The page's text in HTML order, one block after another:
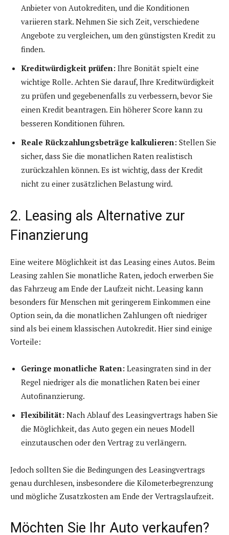
Anbieter von Autokrediten, und die Konditionen
variieren stark. Nehmen Sie sich Zeit, verschiedene
Angebote zu vergleichen, um den günstigsten Kredit zu
finden.
Kreditwürdigkeit prüfen: Ihre Bonität spielt eine
wichtige Rolle. Achten Sie darauf, Ihre Kreditwürdigkeit
zu prüfen und gegebenenfalls zu verbessern, bevor Sie
einen Kredit beantragen. Ein höherer Score kann zu
besseren Konditionen führen.
Reale Rückzahlungsbeträge kalkulieren: Stellen Sie
sicher, dass Sie die monatlichen Raten realistisch
zurückzahlen können. Es ist wichtig, dass der Kredit
nicht zu einer zusätzlichen Belastung wird.
2. Leasing als Alternative zur
Finanzierung
Eine weitere Möglichkeit ist das Leasing eines Autos. Beim
Leasing zahlen Sie monatliche Raten, jedoch erwerben Sie
das Fahrzeug am Ende der Laufzeit nicht. Leasing kann
besonders für Menschen mit geringerem Einkommen eine
Option sein, da die monatlichen Zahlungen oft niedriger
sind als bei einem klassischen Autokredit. Hier sind einige
Vorteile:
Geringe monatliche Raten: Leasingraten sind in der
Regel niedriger als die monatlichen Raten bei einer
Autofinanzierung.
Flexibilität: Nach Ablauf des Leasingvertrags haben Sie
die Möglichkeit, das Auto gegen ein neues Modell
einzutauschen oder den Vertrag zu verlängern.
Jedoch sollten Sie die Bedingungen des Leasingvertrags
genau durchlesen, insbesondere die Kilometerbegrenzung
und mögliche Zusatzkosten am Ende der Vertragslaufzeit.
Möchten Sie Ihr Auto verkaufen?